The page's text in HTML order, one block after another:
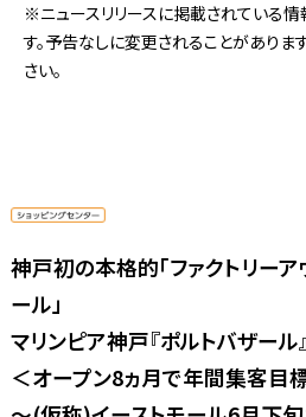
※ニュースリリースに掲載されている
す。予告なしに変更されることがありま
さい。
神戸初の本格的「ファクトリーア
ール」
マリンピア神戸『ポルトバザール』
＜オープン8ヵ月で年間集客目